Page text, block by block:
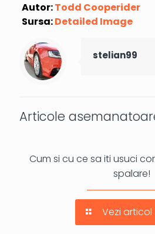
Autor:Todd Cooperider
Sursa:Detailed Image
stelian99
Articole
Cum si cu ce sa iti usuci
spalare!
Vezi articol